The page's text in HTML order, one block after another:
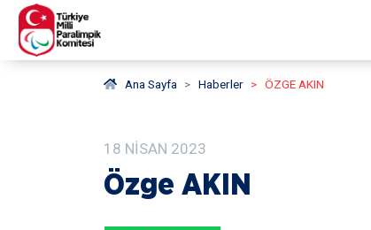
Ana Sayfa Haberler ÖZGE AKIN
18 NISAN 2023
Özge AKIN